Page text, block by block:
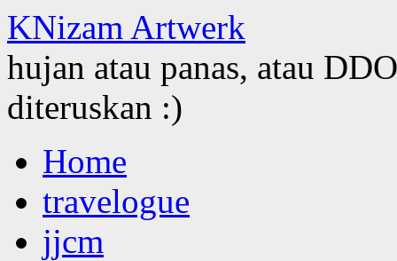
KNizam Artwerk
hujan atau panas, atau
diteruskan :)
to
contentHome
travelogue
jjcm